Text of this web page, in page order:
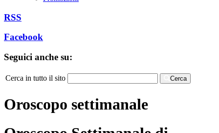
RSS
Facebook
Seguici anche su:
Cerca in tutto il sito Cerca
Oroscopo settimanale